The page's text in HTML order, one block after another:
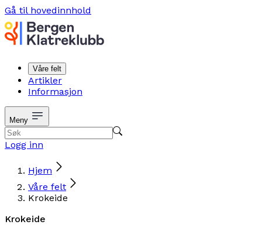
Gå til hovedinnhold
Våre felt
Artikler
Informasjon
Meny
Logg inn
Hjem
Våre felt
Krokeide
Krokeide